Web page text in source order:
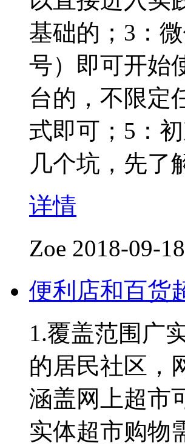
基础的；3：
号）即可开始
台的，不限定
式即可；5：
几个坑，先了
详情
Zoe 2018-09-
便利店和百货
1.覆盖范围广
的居民社区，
涵盖网上超市
实体超市购物